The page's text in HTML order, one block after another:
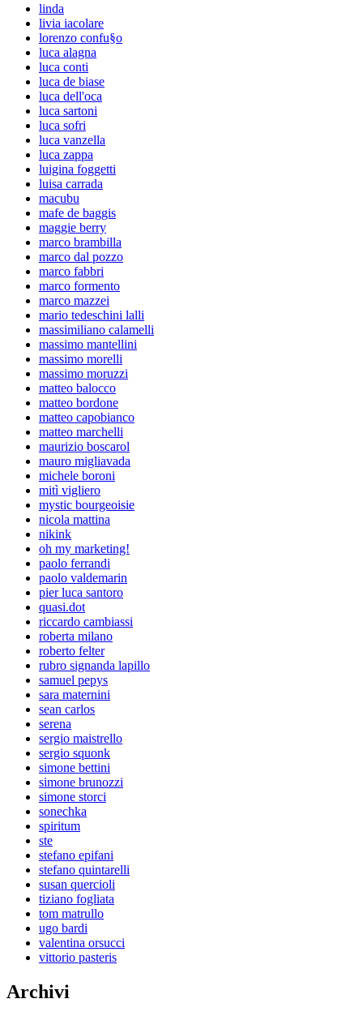
linda
livia iacolare
lorenzo confu§o
luca alagna
luca conti
luca de biase
luca dell'oca
luca sartoni
luca sofri
luca vanzella
luca zappa
luigina foggetti
luisa carrada
macubu
mafe de baggis
maggie berry
marco brambilla
marco dal pozzo
marco fabbri
marco formento
marco mazzei
mario tedeschini lalli
massimiliano calamelli
massimo mantellini
massimo morelli
massimo moruzzi
matteo balocco
matteo bordone
matteo capobianco
matteo marchelli
maurizio boscarol
mauro migliavada
michele boroni
mitì vigliero
mystic bourgeoisie
nicola mattina
nikink
oh my marketing!
paolo ferrandi
paolo valdemarin
pier luca santoro
quasi.dot
riccardo cambiassi
roberta milano
roberto felter
rubro signanda lapillo
samuel pepys
sara maternini
sean carlos
serena
sergio maistrello
sergio squonk
simone bettini
simone brunozzi
simone storci
sonechka
spiritum
ste
stefano epifani
stefano quintarelli
susan quercioli
tiziano fogliata
tom matrullo
ugo bardi
valentina orsucci
vittorio pasteris
Archivi